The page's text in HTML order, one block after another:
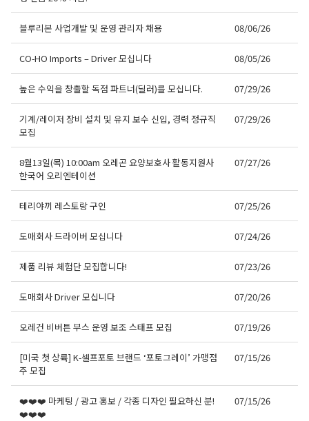
블루리본 사업개발 및 운영 관리자 채용 08/06/26
CO-HO Imports – Driver 모십니다 08/05/26
높은 수익을 창출할 독점 파트너(딜러)를 모십니다. 07/29/26
기계/레이저 장비 설치 및 유지 보수 신입, 경력 정규직
모집
07/29/26
8월13일(목) 10:00am 오레곤 요양보호사 활동지원사
한국어 오리엔테이션
07/27/26
테리야끼 레스토랑 구인 07/25/26
도매회사 드라이버 모십니다 07/24/26
제품 리뷰 체험단 모집합니다! 07/23/26
도매회사 Driver 모십니다 07/20/26
오레건 비버튼 부스 운영 보조 스태프 모집 07/19/26
[미국 첫 상륙] K-셀프포토 브랜드 ‘포토그레이’ 가맹점
주 모집
07/15/26
❤️❤️❤️ 마케팅 / 광고 홍보 / 각종 디자인 필요하신 분!
❤️❤️❤️
07/15/26